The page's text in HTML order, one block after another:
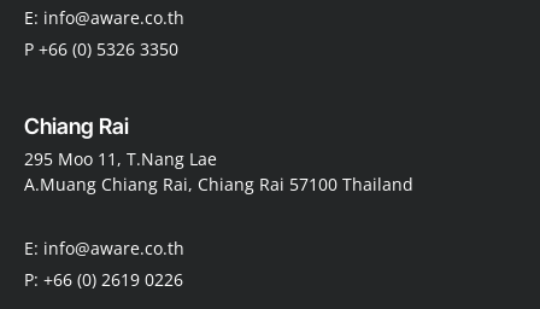
E: info@aware.co.th
P +66 (0) 5326 3350
Chiang Rai
295 Moo 11, T.Nang Lae
A.Muang Chiang Rai, Chiang Rai 57100 Thailand
E: info@aware.co.th
P: +66 (0) 2619 0226